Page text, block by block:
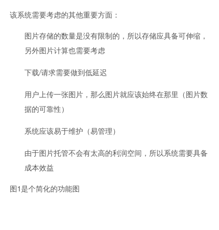
该系统需要考虑的其他重要方面：
图片存储的数量是没有限制的，所以存储应具备可伸缩，
另外图片计算也需要考虑
下载/请求需要做到低延迟
用户上传一张图片，那么图片就应该始终在那里（图片数
据的可靠性）
系统应该易于维护（易管理）
由于图片托管不会有太高的利润空间，所以系统需要具备
成本效益
图1是个简化的功能图